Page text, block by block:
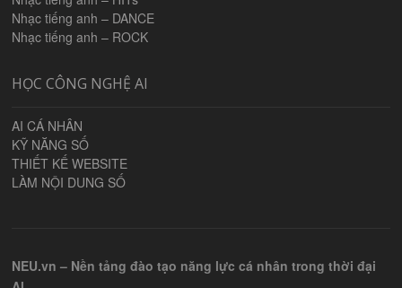
Nhạc tiếng anh – DANCE
Nhạc tiếng anh – ROCK
HỌC CÔNG NGHỆ AI
AI CÁ NHÂN
KỸ NĂNG SỐ
THIẾT KẾ WEBSITE
LÀM NỘI DUNG SỐ
NEU.vn – Nền tảng đào tạo năng lực cá nhân trong thời đại